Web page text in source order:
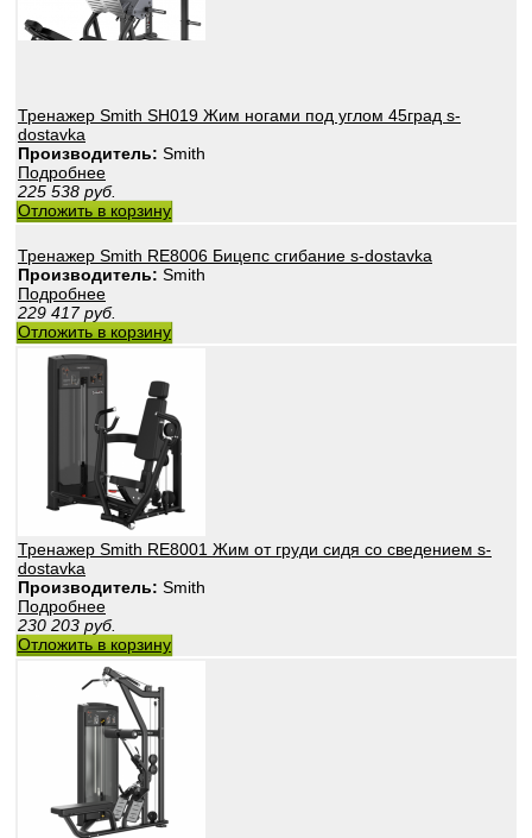
Тренажер Smith SH019 Жим ногами под углом 45град s-
dostavka
Производитель: Smith
Подробнее
225 538 руб.
Отложить в корзину
Тренажер Smith RE8006 Бицепс сгибание s-dostavka
Производитель: Smith
Подробнее
229 417 руб.
Отложить в корзину
Тренажер Smith RE8001 Жим от груди сидя со сведением s-
dostavka
Производитель: Smith
Подробнее
230 203 руб.
Отложить в корзину